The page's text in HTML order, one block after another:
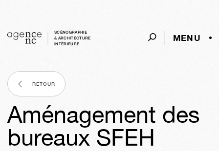
SCÉNOGRAPHIE
& ARCHITECTURE
INTÈRIEURE
MENU
RETOUR
Aménagement des
bureaux SFEH